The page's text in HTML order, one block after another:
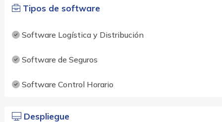
Tipos de software
Software Logística y Distribución
Software de Seguros
Software Control Horario
Despliegue